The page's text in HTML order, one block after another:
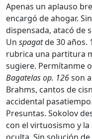
Apenas un aplauso
encargó de ahogar.
dispensada, atacó de
Un spagatde 30 años.
rubrica una partitura
sugiere. Permítanme
Bagatelas op. 126son
Brahms, cantos de
accidental
Presuntas. Sokolov
con el virtuosismo y